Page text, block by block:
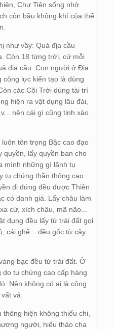
Chư Tiên sống nhờ
còn bầu không khí của thế
như vầy: Quả địa cầu
Còn 18 từng trời, cứ mỗi
địa cầu. Con người ở Địa
lực kiến tạo là dùng
các Cõi Trời dùng tài trí
hiện ra vật dụng lâu đài,
nên cái gì cũng tinh xảo
tôn trọng Bậc cao đạo
quyền, lấy quyền ban cho
mình những gì lãnh tụ
tu chứng thần thông cao
đi đứng đều được Thiên
có danh giá. Lấy châu làm
cừ, xích châu, mã não...
dụng đều lấy từ trái đất gọi
cái ghế... đều gốc từ cây
bạc đều từ trái đất. Ở
tu chứng cao cấp hàng
Nên không có ai là công
vả.
hiện không thiếu chi,
người, hiếu thảo cha